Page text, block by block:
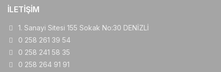
İLETIŞIM
1. Sanayi Sitesi 155 Sokak No:30 DENİZLİ
0 258 261 39 54
0 258 241 58 35
0 258 264 91 91